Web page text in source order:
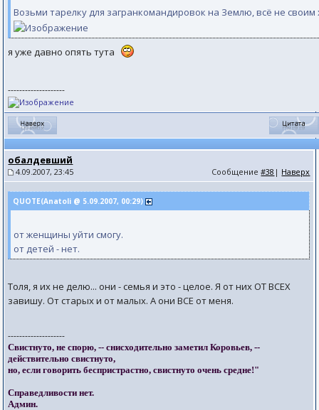
Возьми тарелку для загранкомандировок на Землю, всё не своим
я уже давно опять тута
--------------------
обалдевший
4.09.2007, 23:45 Сообщение#38 | Наверх
QUOTE(Anatoli @ 5.09.2007, 00:29)
от женщины уйти смогу.
от детей - нет.
Толя, я их не делю... они - семья и это - целое. Я от них ОТ ВСЕХ
завишу. От старых и от малых. А они ВСЕ от меня.
--------------------
Свистнуто, не спорю, -- снисходительно заметил Коровьев, --
действительно свистнуто,
но, если говорить беспристрастно, свистнуто очень средне!"
Справедливости нет.
Админ.